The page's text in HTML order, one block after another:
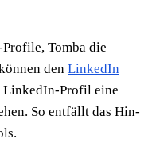
Tomba die
den LinkedIn
LinkedIn-Profil eine
So entfällt das Hin-